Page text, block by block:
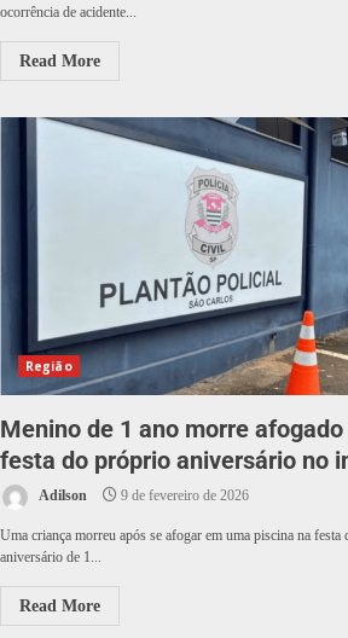
ocorrência de acidente...
Read More
Região
Menino de 1 ano morre
festa do próprio aniversário no
Adilson 9 de fevereiro de 2026
Uma criança morreu após se afogar em uma piscina na
aniversário de 1...
Read More